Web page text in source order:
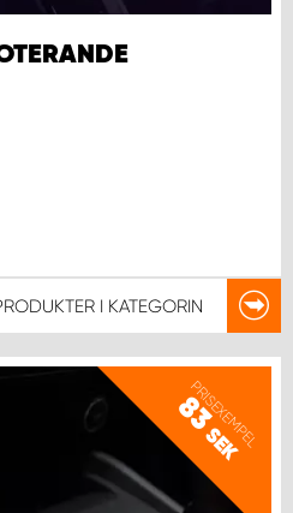
I KATEGORIN
PRISEXEMPEL
83
SEK